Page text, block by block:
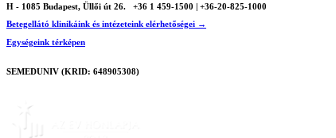
H - 1085 Budapest, Üllői út 26.
+36 1 459-1500 | +36-20-825-1000
Betegellátó klinikáink és intézeteink elérhetőségei →
Egységeink térképen
SEMEDUNIV (KRID: 648905308)